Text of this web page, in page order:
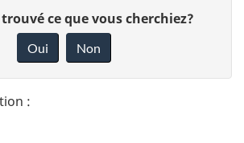
ce que vous cherchiez?
Oui Non